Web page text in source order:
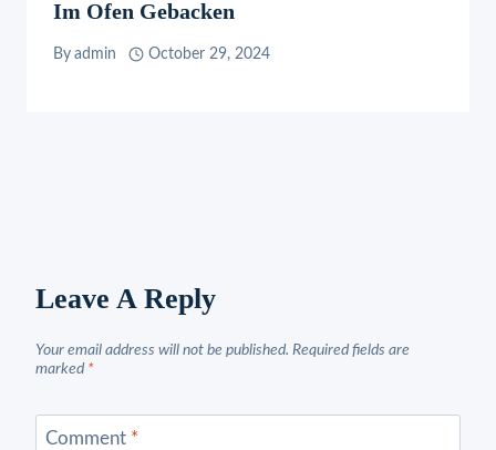
Im Ofen Gebacken
By admin October 29, 2024
Leave A Reply
Your email address will not be published. Required fields are
marked *
Comment *